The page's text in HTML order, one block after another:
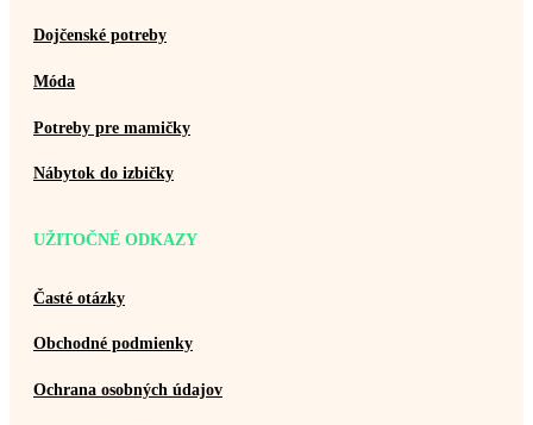
Dojčenské potreby
Móda
Potreby pre mamičky
Nábytok do izbičky
UŽITOČNÉ ODKAZY
Časté otázky
Obchodné podmienky
Ochrana osobných údajov